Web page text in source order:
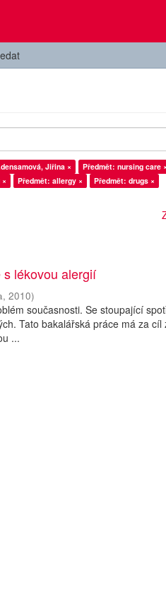
Jiřina ×
Předmět: nursing care ×
Předmět: allergy ×
Předmět: drugs ×
lékovou alergií
,2010)
současnosti. Se stoupající
Tato bakalářská práce má za cíl
...